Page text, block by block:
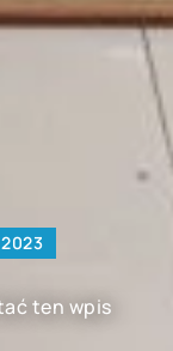
2023
ten wpis